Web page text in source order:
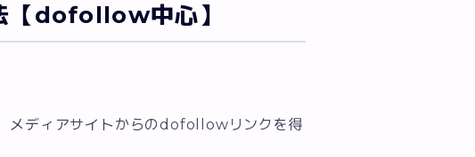
【dofollow中心】
メディアサイトからのdofollowリンクを得